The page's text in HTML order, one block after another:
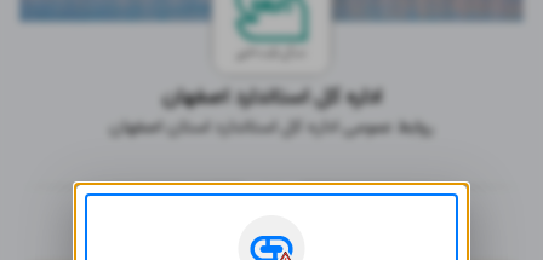
اداره کل استاندارد اصفهان
روابط عمومی اداره کل استاندارد استان اصفهان
فضای مجازی